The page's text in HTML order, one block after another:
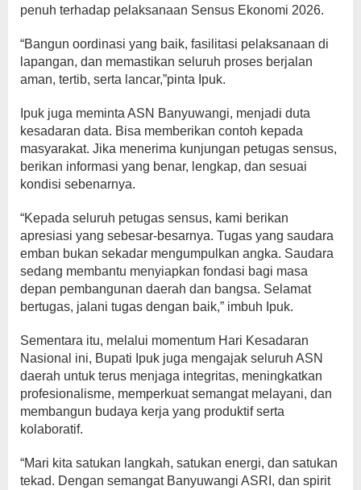
penuh terhadap pelaksanaan Sensus Ekonomi 2026.
“Bangun oordinasi yang baik, fasilitasi pelaksanaan di
lapangan, dan memastikan seluruh proses berjalan
aman, tertib, serta lancar,”pinta Ipuk.
Ipuk juga meminta ASN Banyuwangi, menjadi duta
kesadaran data. Bisa memberikan contoh kepada
masyarakat. Jika menerima kunjungan petugas sensus,
berikan informasi yang benar, lengkap, dan sesuai
kondisi sebenarnya.
“Kepada seluruh petugas sensus, kami berikan
apresiasi yang sebesar-besarnya. Tugas yang saudara
emban bukan sekadar mengumpulkan angka. Saudara
sedang membantu menyiapkan fondasi bagi masa
depan pembangunan daerah dan bangsa. Selamat
bertugas, jalani tugas dengan baik,” imbuh Ipuk.
Sementara itu, melalui momentum Hari Kesadaran
Nasional ini, Bupati Ipuk juga mengajak seluruh ASN
daerah untuk terus menjaga integritas, meningkatkan
profesionalisme, memperkuat semangat melayani, dan
membangun budaya kerja yang produktif serta
kolaboratif.
“Mari kita satukan langkah, satukan energi, dan satukan
tekad. Dengan semangat Banyuwangi ASRI, dan spirit